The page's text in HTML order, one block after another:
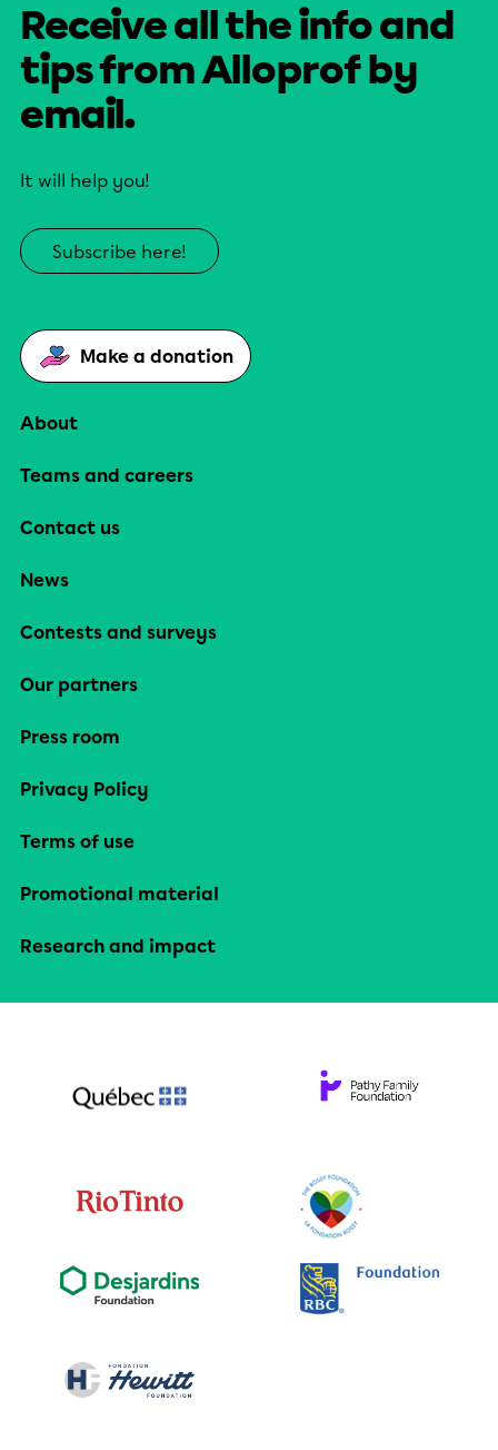
Receive all the info and
tips from Alloprof by
email.
It will help you!
Subscribe here!
Make a donation
About
Teams and careers
Contact us
News
Contests and surveys
Our partners
Press room
Privacy Policy
Terms of use
Promotional material
Research and impact